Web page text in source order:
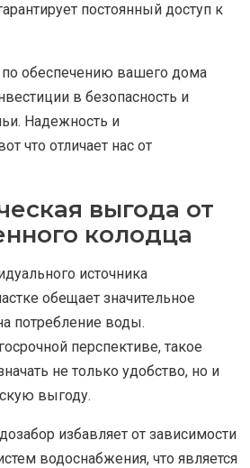
постоянный доступ к
обеспечению вашего дома
в безопасность и
Надежность и
что отличает нас от
выгода от
колодца
источника
обещает значительное
потребление воды.
перспективе, такое
не только удобство, но и
выгоду.
избавляет от зависимости
водоснабжения, что является